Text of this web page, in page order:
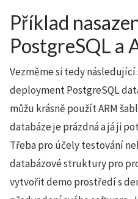
Příklad
PostgreSQL a
Vezměme si tedy
deployment PostgreSQL
můžu krásně použít ARM
databáze je prázdná a já ji
Třeba pro účely testování
databázové struktury pro
vytvořit demo prostředí s